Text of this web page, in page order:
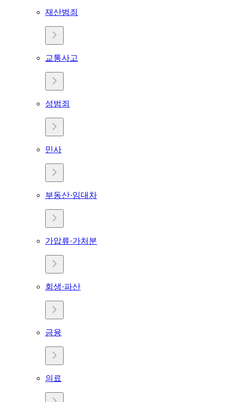
재산범죄
교통사고
성범죄
민사
부동산·임대차
가압류·가처분
회생·파산
금융
의료